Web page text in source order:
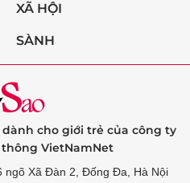
XÃ HỘI
SÀNH
cho giới trẻ của công ty
VietNamNet
ngõ Xã Đàn 2, Đống Đa, Hà Nội